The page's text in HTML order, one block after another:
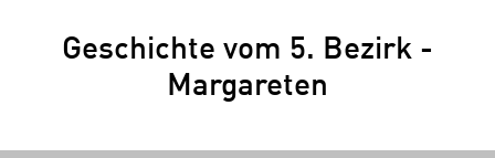
Geschichte vom 5. Bezirk -
Margareten